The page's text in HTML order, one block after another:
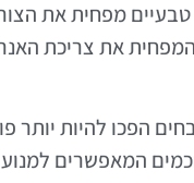
טבעיים מפחית את
את צריכת
הפכו להיות יותר
המאפשרים